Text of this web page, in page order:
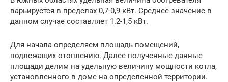
варьируется в пределах 0,7-0,9 кВт. Среднее значение в
данном случае составляет 1.2-1,5 кВт.
Для начала определяем площадь помещений,
подлежащих отоплению. Далее полученные данные
площади делим на удельную величину мощности котла,
установленного в доме на определенной территории.